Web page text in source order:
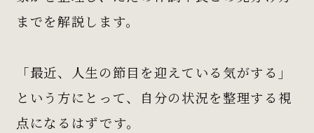
までを解説します。
「最近、人生の節目を迎えている気がする」
という方にとって、自分の状況を整理する視
点になるはずです。